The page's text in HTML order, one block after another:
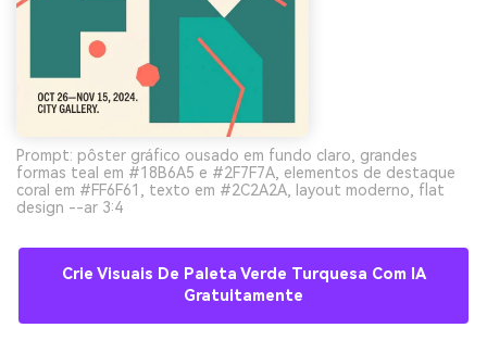
Prompt: pôster gráfico ousado em fundo claro, grandes
formas teal em #18B6A5 e #2F7F7A, elementos de destaque
coral em #FF6F61, texto em #2C2A2A, layout moderno, flat
design --ar 3:4
Crie Visuais De Paleta Verde Turquesa Com IA
Gratuitamente